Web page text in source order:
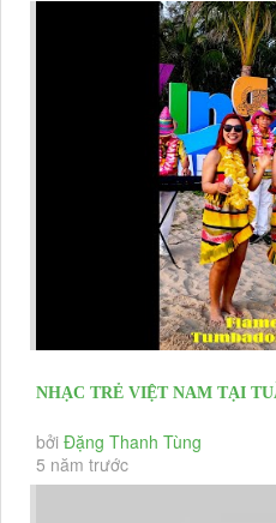
NHẠC TRẺ VIỆT NAM TẠI
LỊCH LONG HẢI 2021
bởi Đặng Thanh Tùng
5 năm trước